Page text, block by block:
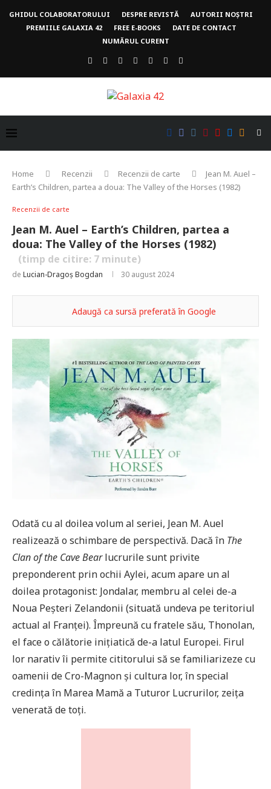
GHIDUL COLABORATORULUI DESPRE REVISTĂ
AUTORII NOȘTRI
PREMIILE GALAXIA 42
FREE E-BOOKS
DATE DE CONTACT
NUMĂRUL CURENT
Home Recenzii Recenzii de carte
Jean M. Auel –
Earth’s Children, partea a doua: The Valley of the Horses (1982)
Recenzii de carte
Jean M. Auel – Earth’s Children, partea a
doua: The Valley of the Horses (1982)
(timp de citire: 7 minute)
de Lucian-Dragoș Bogdan 30 august 2024
Adaugă ca sursă preferată în Google
Odată cu al doilea volum al seriei, Jean M. Auel
realizează o schimbare de perspectivă. Dacă în The
Clan of the Cave Bearlucrurile sunt privite
preponderent prin ochii Aylei, acum apare un al
doilea protagonist: Jondalar, membru al celei de-a
Noua Peșteri Zelandonii (situată undeva pe teritoriul
actual al Franței). Împreună cu fratele său, Thonolan,
el face o călătorie inițiatică de-a latul Europei. Firul
lor narativ îi permite cititorului să se familiarizeze cu
oamenii de Cro-Magnon și cultura lor, în special
credința în Marea Mamă a Tuturor Lucrurilor, zeița
venerată de toți.